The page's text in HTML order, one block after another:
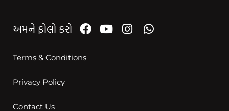
અમને ફોલો કરો
Terms & Conditions
Privacy Policy
Contact Us